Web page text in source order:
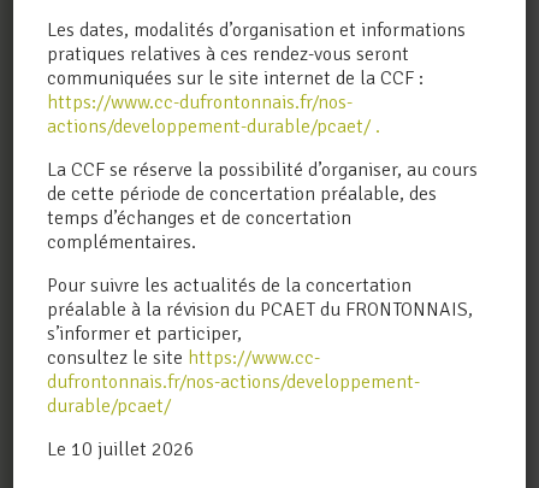
UNE QUESTION ?
Nom (obligatoire)
Les dates, modalités d’organisation et informations
pratiques relatives à ces rendez-vous seront
communiquées sur le site internet de la CCF :
https://www.cc-dufrontonnais.fr/nos-
actions/developpement-durable/pcaet/ .
La CCF se réserve la possibilité d’organiser, au cours
de cette période de concertation préalable, des
temps d’échanges et de concertation
complémentaires.
Pour suivre les actualités de la concertation
préalable à la révision du PCAET du FRONTONNAIS,
s’informer et participer,
consultez le site https://www.cc-
dufrontonnais.fr/nos-actions/developpement-
durable/pcaet/
Le 10 juillet 2026